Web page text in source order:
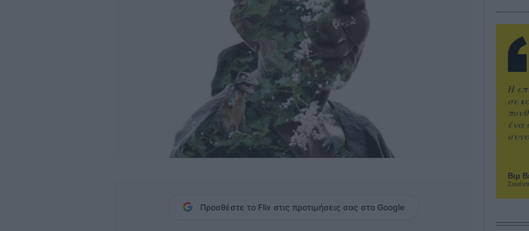
Προσθέστε το Flix στις προτιμήσεις σας στο Google
Βιμ
Η
σε
ένα